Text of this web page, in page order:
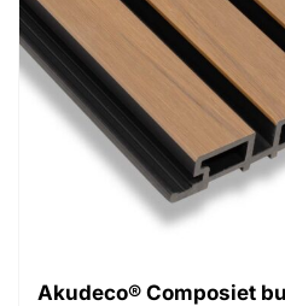
de
productpagina
Akudeco® Composiet